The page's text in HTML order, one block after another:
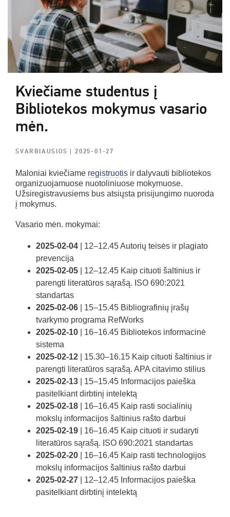
Kviečiame studentus į
Bibliotekos mokymus vasario
mėn.
SVARBIAUSIOS | 2025-01-27
Maloniai kviečiame registruotis ir dalyvauti bibliotekos
organizuojamuose nuotoliniuose mokymuose.
Užsiregistravusiems bus atsiųsta prisijungimo nuoroda
į mokymus.
Vasario mėn. mokymai:
2025-02-04 | 12–12.45 Autorių teisės ir plagiato
prevencija
2025-02-05 | 12–12.45 Kaip cituoti šaltinius ir
parengti literatūros sąrašą. ISO 690:2021
standartas
2025-02-06 | 15–15.45 Bibliografinių įrašų
tvarkymo programa RefWorks
2025-02-10 | 16–16.45 Bibliotekos informacinė
sistema
2025-02-12 | 15.30–16.15 Kaip cituoti šaltinius ir
parengti literatūros sąrašą. APA citavimo stilius
2025-02-13 | 15–15.45 Informacijos paieška
pasitelkiant dirbtinį intelektą
2025-02-18 | 16–16.45 Kaip rasti socialinių
mokslų informacijos šaltinius rašto darbui
2025-02-19 | 16–16.45 Kaip cituoti ir sudaryti
literatūros sąrašą. ISO 690:2021 standartas
2025-02-20 | 16–16.45 Kaip rasti technologijos
mokslų informacijos šaltinius rašto darbui
2025-02-27 | 12–12.45 Informacijos paieška
pasitelkiant dirbtinį intelektą